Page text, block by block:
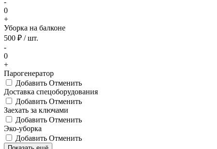
0
+
Уборка на балконе
500 ₽ / шт.
-
0
+
Парогенератор
Добавить Отменить
Доставка спецоборудования
Добавить Отменить
Заехать за ключами
Добавить Отменить
Эко-уборка
Добавить Отменить